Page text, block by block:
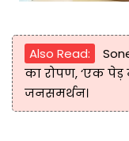
Also Read:
का रोपण, ‘एक पेड़
जनसमर्थन।